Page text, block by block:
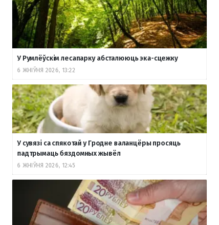
У Румлёўскім лесапарку абсталююць эка-сцежку
6 ЖНІЎНЯ 2026, 13:22
У сувязі са спякотай у Гродне валанцёры просяць
падтрымаць бяздомных жывёл
6 ЖНІЎНЯ 2026, 12:45